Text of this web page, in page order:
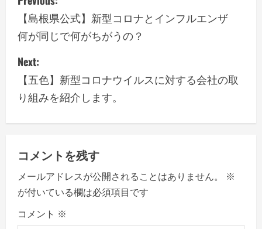
o
s
t
n
a
i
g
a
【島根県公式】新型コロナとインフルエンザ
何が同じで何がちがうの？
Next:
【五色】新型コロナウイルスに対する会社の取
り組みを紹介します。
コメントを残す
メールアドレスが公開されることはありません。
※
が付いている欄は必須項目です
コメント ※